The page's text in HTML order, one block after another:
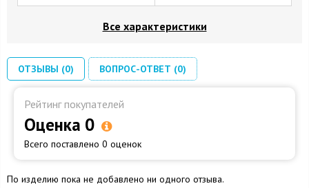
Все характеристики
ОТЗЫВЫ (0) ВОПРОС-ОТВЕТ (0)
Рейтинг покупателей
Оценка 0
Всего поставлено 0 оценок
По изделию пока не добавлено ни одного отзыва.